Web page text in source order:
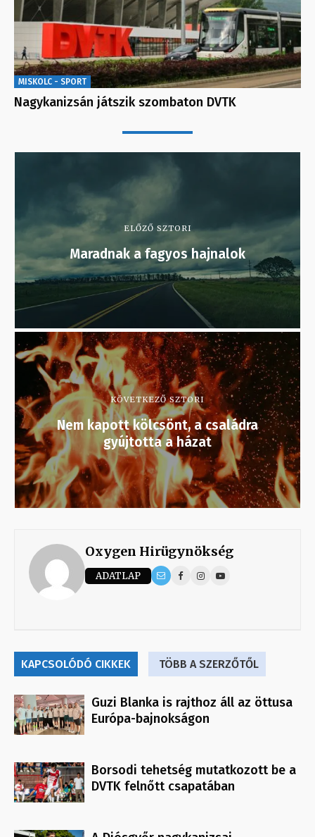
MISKOLC - SPORT
Nagykanizsán játszik szombaton DVTK
ELŐZŐ SZTORI
Maradnak a fagyos hajnalok
KÖVETKEZŐ SZTORI
Nem kapott kölcsönt, a családra
gyújtotta a házat
Oxygen Hirügynökség
ADATLAP
KAPCSOLÓDÓ CIKKEK TÖBB A SZERZŐTŐL
Guzi Blanka is rajthoz áll az öttusa
Európa-bajnokságon
Borsodi tehetség mutatkozott be a
DVTK felnőtt csapatában